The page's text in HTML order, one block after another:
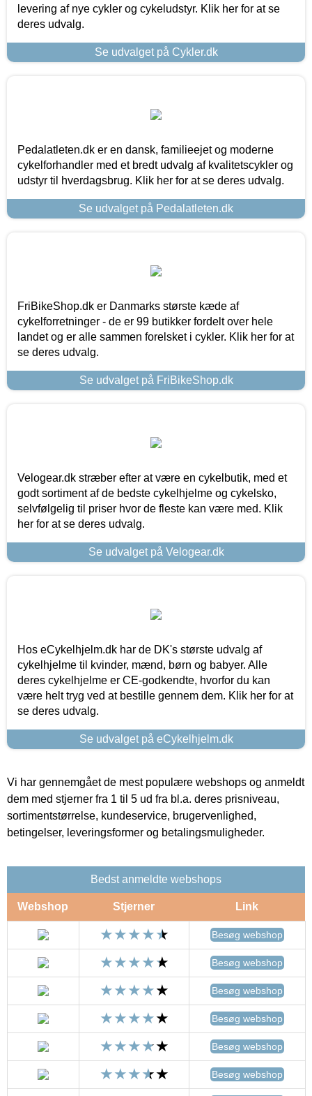
levering af nye cykler og cykeludstyr. Klik her for at se
deres udvalg.
Se udvalget på Cykler.dk
Pedalatleten.dk er en dansk, familieejet og moderne
cykelforhandler med et bredt udvalg af kvalitetscykler og
udstyr til hverdagsbrug. Klik her for at se deres udvalg.
Se udvalget på Pedalatleten.dk
FriBikeShop.dk er Danmarks største kæde af
cykelforretninger - de er 99 butikker fordelt over hele
landet og er alle sammen forelsket i cykler. Klik her for at
se deres udvalg.
Se udvalget på FriBikeShop.dk
Velogear.dk stræber efter at være en cykelbutik, med et
godt sortiment af de bedste cykelhjelme og cykelsko,
selvfølgelig til priser hvor de fleste kan være med. Klik
her for at se deres udvalg.
Se udvalget på Velogear.dk
Hos eCykelhjelm.dk har de DK's største udvalg af
cykelhjelme til kvinder, mænd, børn og babyer. Alle
deres cykelhjelme er CE-godkendte, hvorfor du kan
være helt tryg ved at bestille gennem dem. Klik her for at
se deres udvalg.
Se udvalget på eCykelhjelm.dk
Vi har gennemgået de mest populære webshops og anmeldt
dem med stjerner fra 1 til 5 ud fra bl.a. deres prisniveau,
sortimentstørrelse, kundeservice, brugervenlighed,
betingelser, leveringsformer og betalingsmuligheder.
Bedst anmeldte webshops
Webshop Stjerner Link
Besøg webshop
Besøg webshop
Besøg webshop
Besøg webshop
Besøg webshop
Besøg webshop